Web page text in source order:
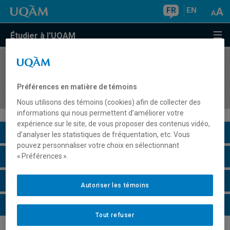
FR EN
Étudier à l'UQAM
COURS//
écriture
Description du cours
Horaire - Été 2026
Horaire - Automne 2026
Horaire - Hiver 2027
Préférences en matière de témoins
Nous utilisons des témoins (cookies) afin de collecter des
informations qui nous permettent d’améliorer votre
expérience sur le site, de vous proposer des contenus vidéo,
d’analyser les statistiques de fréquentation, etc. Vous
pouvez personnaliser votre choix en sélectionnant
« Préférences ».
Tout refuser
Autoriser les témoins